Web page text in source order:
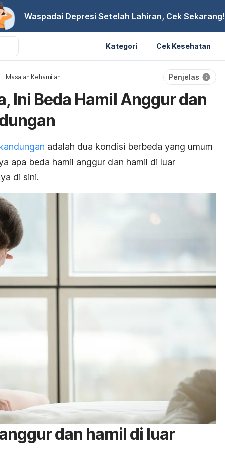
Waspadai Depresi Setelah Lahiran, Cek Sekarang!
Kategori Cek Kesehatan
Masalah Kehamilan Penjelas
Ini Beda Hamil Anggur dan
adalah dua kondisi berbeda yang umum
apa beda hamil anggur dan hamil di luar
di sini.
dan hamil di luar